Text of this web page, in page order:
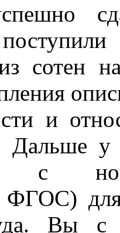
сотен
и
Дальше
с
ФГОС)
Вы с